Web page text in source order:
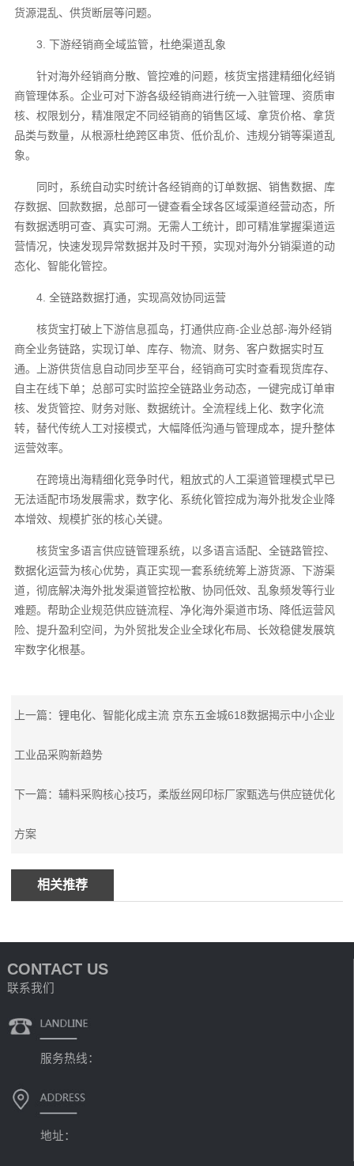
货源混乱、供货断层等问题。
3. 下游经销商全域监管，杜绝渠道乱象
针对海外经销商分散、管控难的问题，核货宝搭建精细化经销
商管理体系。企业可对下游各级经销商进行统一入驻管理、资质审
核、权限划分，精准限定不同经销商的销售区域、拿货价格、拿货
品类与数量，从根源杜绝跨区串货、低价乱价、违规分销等渠道乱
象。
同时，系统自动实时统计各经销商的订单数据、销售数据、库
存数据、回款数据，总部可一键查看全球各区域渠道经营动态，所
有数据透明可查、真实可溯。无需人工统计，即可精准掌握渠道运
营情况，快速发现异常数据并及时干预，实现对海外分销渠道的动
态化、智能化管控。
4. 全链路数据打通，实现高效协同运营
核货宝打破上下游信息孤岛，打通供应商-企业总部-海外经销
商全业务链路，实现订单、库存、物流、财务、客户数据实时互
通。上游供货信息自动同步至平台，经销商可实时查看现货库存、
自主在线下单；总部可实时监控全链路业务动态，一键完成订单审
核、发货管控、财务对账、数据统计。全流程线上化、数字化流
转，替代传统人工对接模式，大幅降低沟通与管理成本，提升整体
运营效率。
在跨境出海精细化竞争时代，粗放式的人工渠道管理模式早已
无法适配市场发展需求，数字化、系统化管控成为海外批发企业降
本增效、规模扩张的核心关键。
核货宝多语言供应链管理系统，以多语言适配、全链路管控、
数据化运营为核心优势，真正实现一套系统统筹上游货源、下游渠
道，彻底解决海外批发渠道管控松散、协同低效、乱象频发等行业
难题。帮助企业规范供应链流程、净化海外渠道市场、降低运营风
险、提升盈利空间，为外贸批发企业全球化布局、长效稳健发展筑
牢数字化根基。
上一篇：锂电化、智能化成主流 京东五金城618数据揭示中小企业
工业品采购新趋势
下一篇：辅料采购核心技巧，柔版丝网印标厂家甄选与供应链优化
方案
相关推荐
CONTACT US
联系我们
服务热线：
地址：